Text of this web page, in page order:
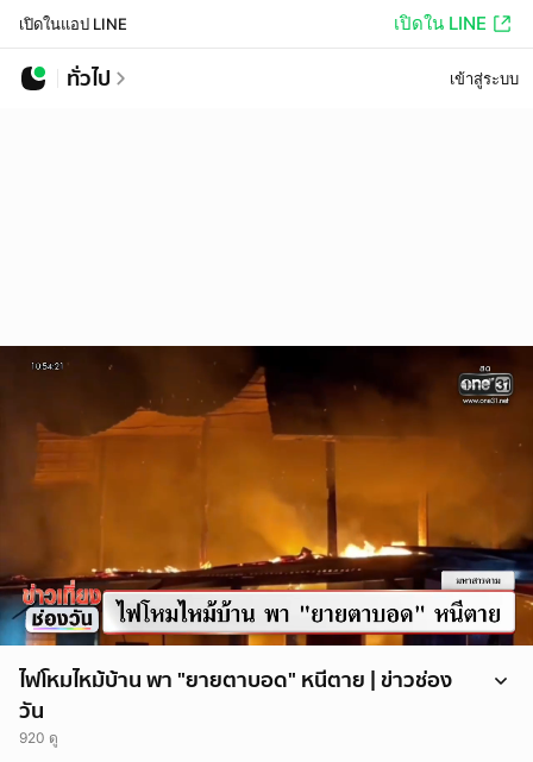
เปิดในแอป LINE เปิดใน LINE
ทั่วไป เข้าสู่ระบบ
ไฟโหมไหม้บ้าน พา "ยายตาบอด" หนีตาย | ข่าวช่อง
วัน
920 ดู